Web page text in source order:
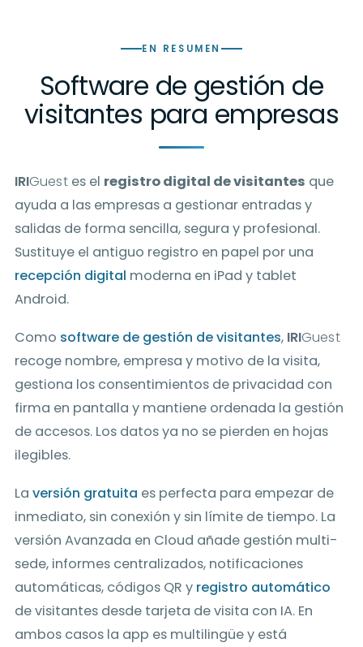
EN RESUMEN
Software de gestión de
visitantes para empresas
IRIGuestes el registro digital de visitantes que
ayuda a las empresas a gestionar entradas y
salidas de forma sencilla, segura y profesional.
Sustituye el antiguo registro en papel por una
recepción digital moderna en iPad y tablet
Android.
Como software de gestión de visitantes, IRIGuest
recoge nombre, empresa y motivo de la visita,
gestiona los consentimientos de privacidad con
firma en pantalla y mantiene ordenada la gestión
de accesos. Los datos ya no se pierden en hojas
ilegibles.
La versión gratuita es perfecta para empezar de
inmediato, sin conexión y sin límite de tiempo. La
versión Avanzada en Cloud añade gestión multi-
sede, informes centralizados, notificaciones
automáticas, códigos QR y registro automático
de visitantes desde tarjeta de visita con IA. En
ambos casos la app es multilingüe y está